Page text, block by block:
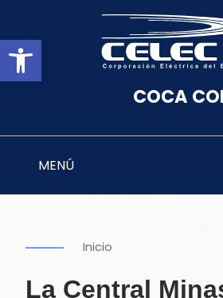
Abrir barra de
COCA
MENÚ
Inicio
La Central